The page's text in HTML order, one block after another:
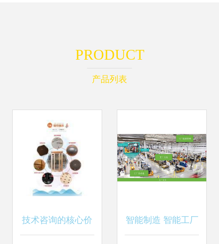
PRODUCT
产品列表
技术咨询的核心价 智能制造 智能工厂